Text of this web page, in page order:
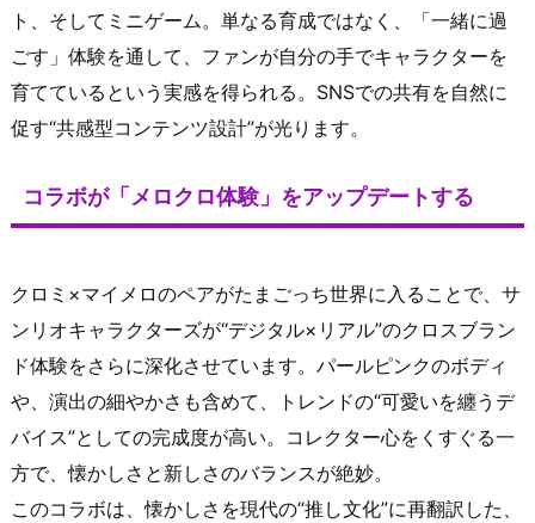
ト、そしてミニゲーム。単なる育成ではなく、「一緒に過
ごす」体験を通して、ファンが自分の手でキャラクターを
育てているという実感を得られる。SNSでの共有を自然に
促す“共感型コンテンツ設計”が光ります。
コラボが「メロクロ体験」をアップデートする
クロミ×マイメロのペアがたまごっち世界に入ることで、サ
ンリオキャラクターズが“デジタル×リアル”のクロスブラン
ド体験をさらに深化させています。パールピンクのボディ
や、演出の細やかさも含めて、トレンドの“可愛いを纏うデ
バイス”としての完成度が高い。コレクター心をくすぐる一
方で、懐かしさと新しさのバランスが絶妙。
このコラボは、懐かしさを現代の“推し文化”に再翻訳した、